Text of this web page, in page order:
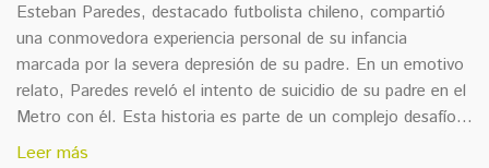
Esteban Paredes, destacado futbolista chileno, compartió
una conmovedora experiencia personal de su infancia
marcada por la severa depresión de su padre. En un emotivo
relato, Paredes reveló el intento de suicidio de su padre en el
Metro con él. Esta historia es parte de un complejo desafío
familiar, que incluyó el abandono de su madre a los cinco
Leer más